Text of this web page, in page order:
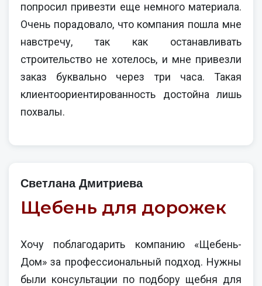
попросил привезти еще немного материала.
Очень порадовало, что компания пошла мне
навстречу, так как останавливать
строительство не хотелось, и мне привезли
заказ буквально через три часа. Такая
клиентоориентированность достойна лишь
похвалы.
Светлана Дмитриева
Щебень для дорожек
Хочу поблагодарить компанию «Щебень-
Дом» за профессиональный подход. Нужны
были консультации по подбору щебня для